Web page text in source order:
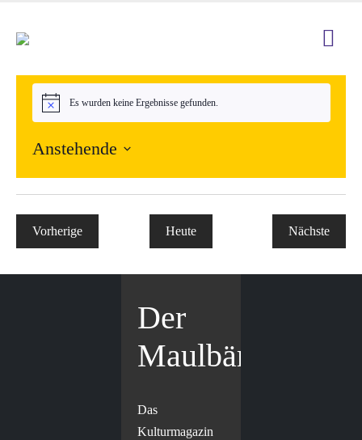
HinweisEs wurden keine Ergebnisse gefunden.
Anstehende
wählen.
Vorherige
Veranstaltungen
Heute
Nächste
Der
Maulbär
Das
Kulturmagazin